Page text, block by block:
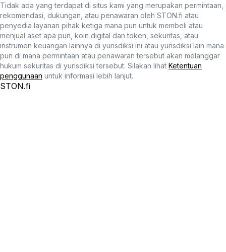
Tidak ada yang terdapat di situs kami yang merupakan permintaan,
rekomendasi, dukungan, atau penawaran oleh STON.fi atau
penyedia layanan pihak ketiga mana pun untuk membeli atau
menjual aset apa pun, koin digital dan token, sekuritas, atau
instrumen keuangan lainnya di yurisdiksi ini atau yurisdiksi lain mana
pun di mana permintaan atau penawaran tersebut akan melanggar
hukum sekuritas di yurisdiksi tersebut. Silakan lihat Ketentuan
penggunaan untuk informasi lebih lanjut.
STON.fi